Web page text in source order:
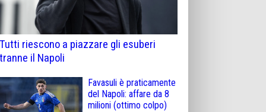
Tutti riescono a piazzare gli esuberi
tranne il Napoli
Favasuli è praticamente
del Napoli: affare da 8
milioni (ottimo colpo)